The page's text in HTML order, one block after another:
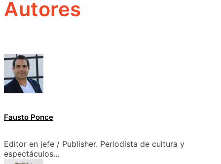
Autores
Fausto Ponce
Editor en jefe / Publisher. Periodista de cultura y
espectáculos…